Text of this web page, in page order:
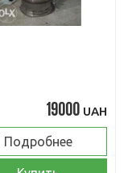
19000 UAH
Подробнее